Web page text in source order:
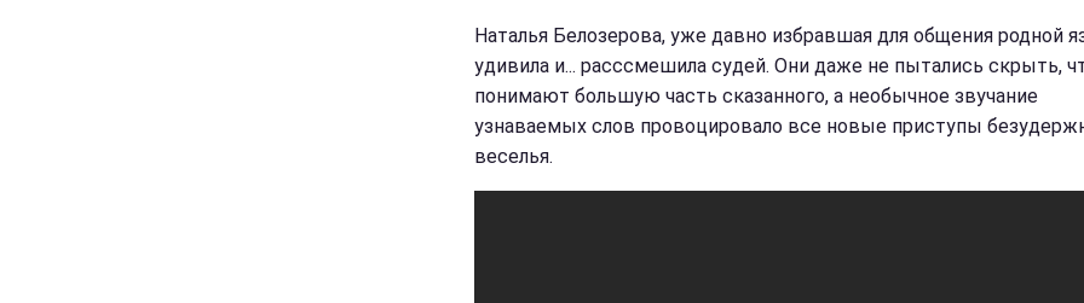
Наталья Белозерова, уже давно избравшая для общения родной
удивила и... расссмешила судей. Они даже не пытались скрыть,
понимают большую часть сказанного, а необычное звучание
узнаваемых слов провоцировало все новые приступы
веселья.